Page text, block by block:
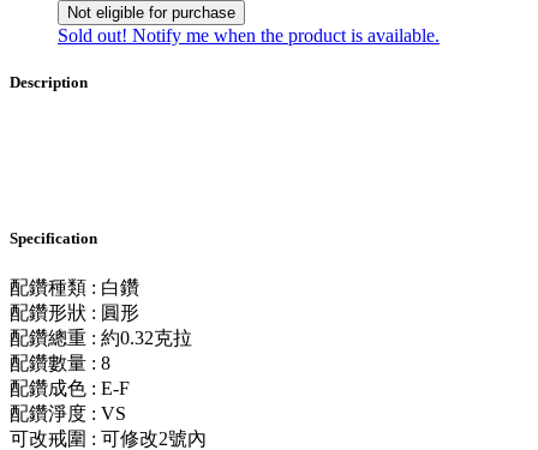
Not eligible for purchase
Sold out! Notify me when the product is available.
Description
Specification
配鑽種類 : 白鑽
配鑽形狀 : 圓形
配鑽總重 : 約0.32克拉
配鑽數量 : 8
配鑽成色 : E-F
配鑽淨度 : VS
可改戒圍 : 可修改2號內